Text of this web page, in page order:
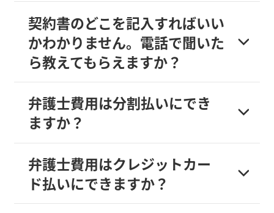
契約書のどこを記入すればいい
かわかりません。電話で聞いた
ら教えてもらえますか？
弁護士費用は分割払いにでき
ますか？
弁護士費用はクレジットカー
ド払いにできますか？